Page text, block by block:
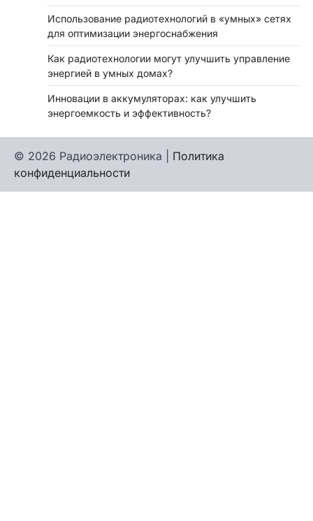
Использование радиотехнологий в «умных» сетях
для оптимизации энергоснабжения
Как радиотехнологии могут улучшить управление
энергией в умных домах?
Инновации в аккумуляторах: как улучшить
энергоемкость и эффективность?
© 2026 Радиоэлектроника | Политика
конфиденциальности